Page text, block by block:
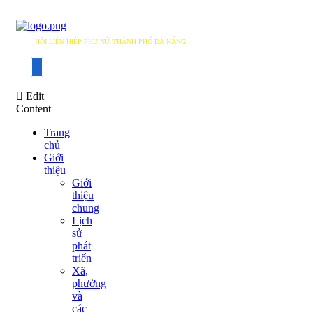
HỘI LIÊN HIỆP PHỤ NỮ THÀNH PHỐ ĐÀ NẴNG
Edit
Content
Trang
chủ
Giới
thiệu
Giới
thiệu
chung
Lịch
sử
phát
triển
Xã,
phường
và
các